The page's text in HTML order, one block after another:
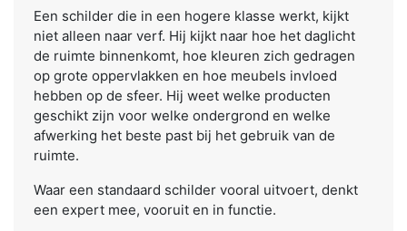
Een schilder die in een hogere klasse werkt, kijkt
niet alleen naar verf. Hij kijkt naar hoe het daglicht
de ruimte binnenkomt, hoe kleuren zich gedragen
op grote oppervlakken en hoe meubels invloed
hebben op de sfeer. Hij weet welke producten
geschikt zijn voor welke ondergrond en welke
afwerking het beste past bij het gebruik van de
ruimte.
Waar een standaard schilder vooral uitvoert, denkt
een expert mee, vooruit en in functie.